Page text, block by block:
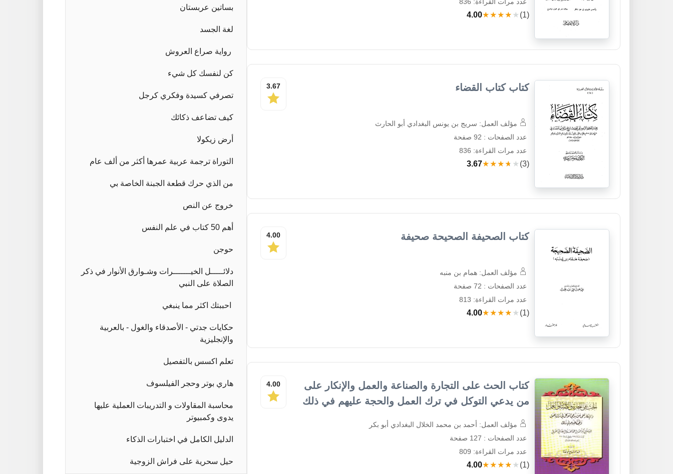
4.00★★★★★ (1)
3.67 كتاب كتاب القضاء
مؤلف العمل: سريج بن يونس البغدادي أبو الحارث
عدد الصفحات : 92 صفحة
عدد مرات القراءة: 836
3.67★★★★★ (3)
4.00 كتاب الصحيفة الصحيحة صحيفة
مؤلف العمل: همام بن منبه
عدد الصفحات : 72 صفحة
عدد مرات القراءة: 813
4.00★★★★★ (1)
4.00
كتاب الحث على التجارة والصناعة والعمل والإنكار على
من يدعي التوكل في ترك العمل والحجة عليهم في ذلك
مؤلف العمل: أحمد بن محمد الخلال البغدادي أبو بكر
عدد الصفحات : 127 صفحة
عدد مرات القراءة: 809
4.00★★★★★ (1)
بساتين عربستان
لغة الجسد
رواية صراع العروش
كن لنفسك كل شيء
تصرفي كسيدة وفكري كرجل
كيف تضاعف ذكائك
أرض زيكولا
التوراة ترجمة عربية عمرها أكثر من ألف عام
من الذي حرك قطعة الجبنة الخاصة بي
خروج عن النص
أهم 50 كتاب في علم النفس
حوجن
دلائـــــل الخيـــــــرات وشـوارق الأنوار في ذكر
الصلاة على النبي
احببتك اكثر مما ينبغي
حكايات جدتي - الأصدقاء والغول - بالعربية
والإنجليزية
تعلم اكسس بالتفصيل
هاري بوتر وحجر الفيلسوف
محاسبة المقاولات و التدريبات العملية عليها
يدوى وكمبيوتر
الدليل الكامل في اختبارات الذكاء
حيل سحرية على فراش الزوجية